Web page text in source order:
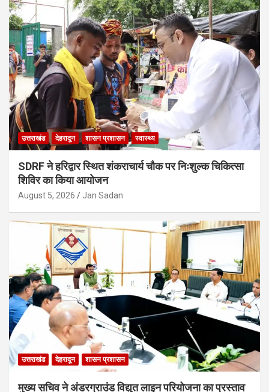
उत्तराखंड देहरादून शासन प्रशासन स्वास्थ्य
SDRF ने हरिद्वार स्थित शंकराचार्य चौक पर निःशुल्क चिकित्सा
शिविर का किया आयोजन
August 5, 2026 Jan Sadan
उत्तराखंड देहरादून शासन प्रशासन
मुख्य सचिव ने अंडरग्राउंड विद्युत लाइन परियोजना का प्रस्ताव